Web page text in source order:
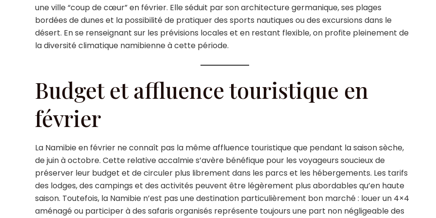
une ville “coup de cœur” en février. Elle séduit par son architecture germanique, ses plages
bordées de dunes et la possibilité de pratiquer des sports nautiques ou des excursions dans le
désert. En se renseignant sur les prévisions locales et en restant flexible, on profite pleinement de
la diversité climatique namibienne à cette période.
Budget et affluence touristique en
février
La Namibie en février ne connaît pas la même affluence touristique que pendant la saison sèche,
de juin à octobre. Cette relative accalmie s’avère bénéfique pour les voyageurs soucieux de
préserver leur budget et de circuler plus librement dans les parcs et les hébergements. Les tarifs
des lodges, des campings et des activités peuvent être légèrement plus abordables qu’en haute
saison. Toutefois, la Namibie n’est pas une destination particulièrement bon marché : louer un 4×4
aménagé ou participer à des safaris organisés représente toujours une part non négligeable des